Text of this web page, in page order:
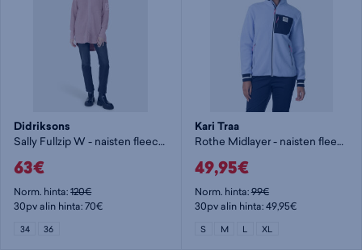
Didriksons
Sally Fullzip W - naisten fleecetakki
63€
Norm. hinta:120€
30pv alin hinta: 70€
34 36
Kari Traa
Rothe Midlayer - naisten fleecetakki
49,95€
Norm. hinta:99€
30pv alin hinta: 49,95€
S M L XL